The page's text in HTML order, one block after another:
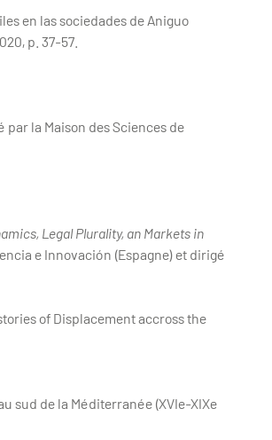
en las sociedades de Aniguo
p. 37-57.
la Maison des Sciences de
Legal Plurality, an Markets in
e Innovación (Espagne) et dirigé
of Displacement accross the
sud de la Méditerranée (XVIe-XIXe